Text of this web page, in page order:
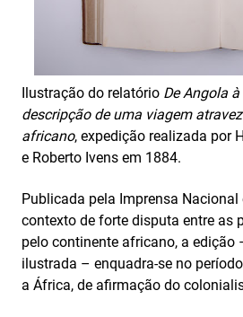
Ilustração do relatório De Angola
descripção de uma viagem
africano, expedição realizada por
e Roberto Ivens em 1884.
Publicada pela Imprensa Nacional
contexto de forte disputa entre as
pelo continente africano, a edição
ilustrada – enquadra-se no
a África, de afirmação do